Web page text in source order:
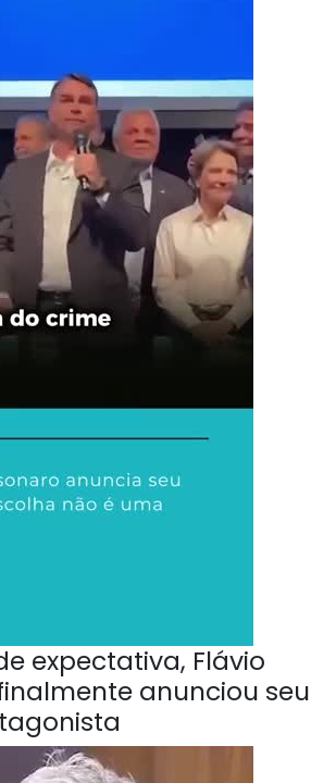
expectativa, Flávio
anunciou seu